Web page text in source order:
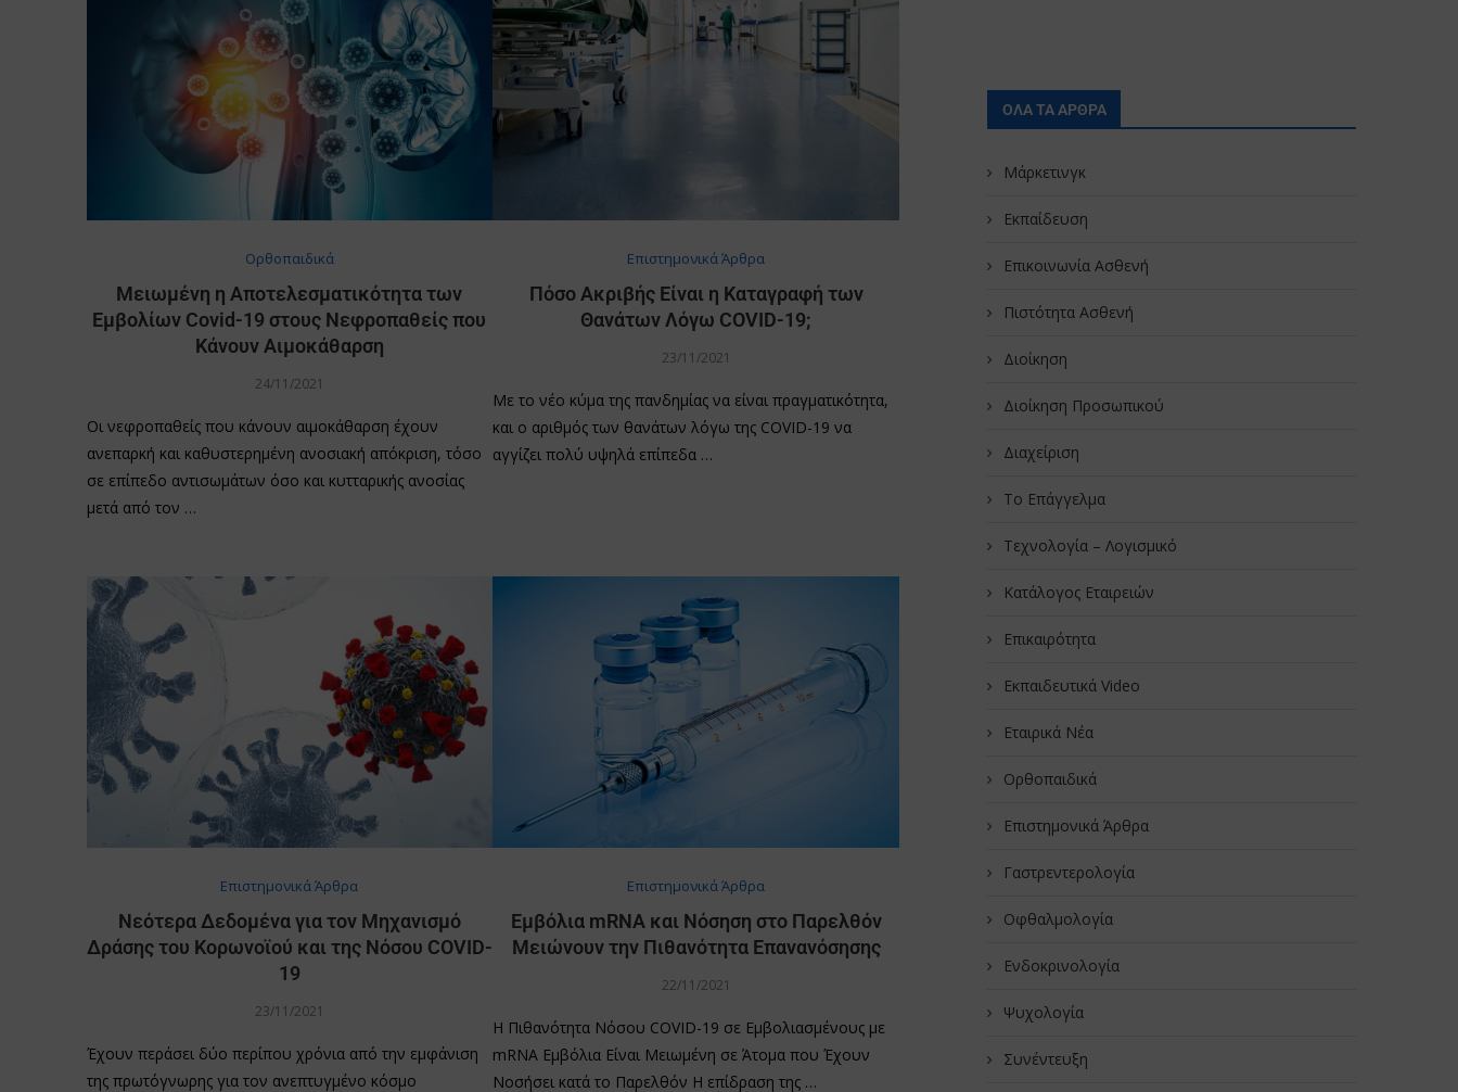
Oρθοπαιδικά
Μειωμένη η Αποτελεσματικότητα των
Εμβολίων Covid-19 στους Νεφροπαθείς που
Κάνουν Αιμοκάθαρση
24/11/2021
Οι νεφροπαθείς που κάνουν αιμοκάθαρση έχουν
ανεπαρκή και καθυστερημένη ανοσιακή απόκριση, τόσο
σε επίπεδο αντισωμάτων όσο και κυτταρικής ανοσίας
μετά από τον …
Επιστημονικά Άρθρα
Πόσο Ακριβής Είναι η Καταγραφή των
Θανάτων Λόγω COVID-19;
23/11/2021
Με το νέο κύμα της πανδημίας να είναι πραγματικότητα,
και ο αριθμός των θανάτων λόγω της COVID-19 να
αγγίζει πολύ υψηλά επίπεδα …
Επιστημονικά Άρθρα
Νεότερα Δεδομένα για τον Μηχανισμό
Δράσης του Κορωνοϊού και της Νόσου COVID-
19
23/11/2021
Έχουν περάσει δύο περίπου χρόνια από την εμφάνιση
της πρωτόγνωρης για τον ανεπτυγμένο κόσμο
Επιστημονικά Άρθρα
Εμβόλια mRNA και Νόσηση στο Παρελθόν
Μειώνουν την Πιθανότητα Επανανόσησης
22/11/2021
Η Πιθανότητα Νόσου COVID-19 σε Εμβολιασμένους με
mRNA Εμβόλια Είναι Μειωμένη σε Άτομα που Έχουν
Νοσήσει κατά το Παρελθόν Η επίδραση της …
ΟΛΑ ΤΑ ΑΡΘΡΑ
Μάρκετινγκ
Εκπαίδευση
Επικοινωνία Ασθενή
Πιστότητα Ασθενή
Διοίκηση
Διοίκηση Προσωπικού
Διαχείριση
Το Επάγγελμα
Τεχνολογία – Λογισμικό
Κατάλογος Εταιρειών
Επικαιρότητα
Εκπαιδευτικά Video
Εταιρικά Νέα
Oρθοπαιδικά
Επιστημονικά Άρθρα
Γαστρεντερολογία
Οφθαλμολογία
Ενδοκρινολογία
Ψυχολογία
Συνέντευξη